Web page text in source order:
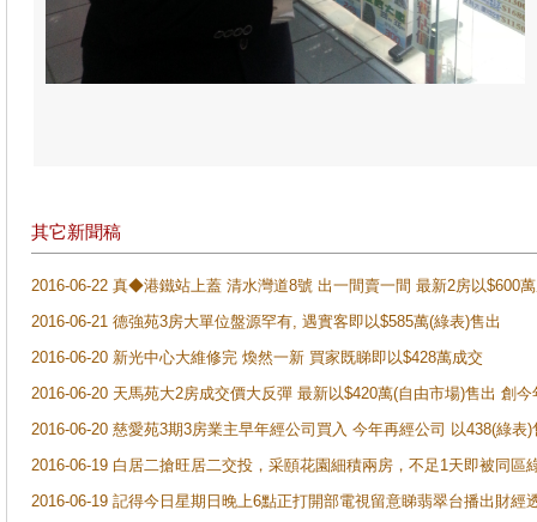
其它新聞稿
2016-06-22 真◆港鐵站上蓋 清水灣道8號 出一間賣一間 最新2房以$600
2016-06-21 德強苑3房大單位盤源罕有, 遇實客即以$585萬(綠表)售出
2016-06-20 新光中心大維修完 煥然一新 買家既睇即以$428萬成交
2016-06-20 天馬苑大2房成交價大反彈 最新以$420萬(自由市場)售出 創
2016-06-20 慈愛苑3期3房業主早年經公司買入 今年再經公司 以438(綠表
2016-06-19 白居二搶旺居二交投，采頤花園細積兩房，不足1天即被同區
2016-06-19 記得今日星期日晚上6點正打開部電視留意睇翡翠台播出財